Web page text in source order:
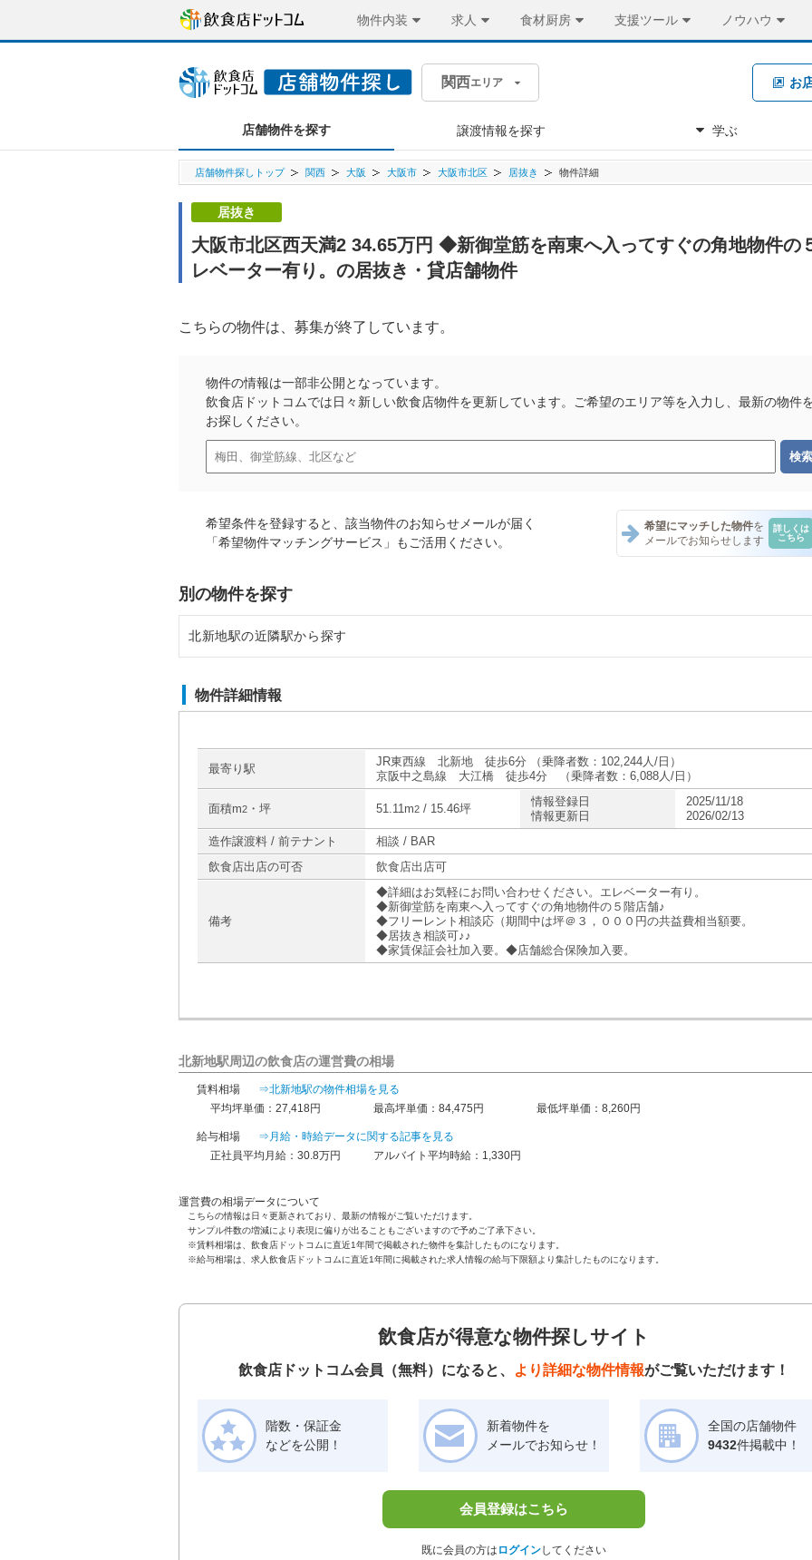
物件内装 求人 食材厨房 支援ツール ノウハウ
関西エリア お
店舗物件を探す 譲渡情報を探す 学ぶ
店舗物件探しトップ 関西 大阪 大阪市 大阪市北区 居抜き 物件詳細
居抜き
大阪市北区西天満2 34.65万円 ◆新御堂筋を南東へ入ってすぐの角地物件の
レベーター有り。の居抜き・貸店舗物件
こちらの物件は、募集が終了しています。
物件の情報は一部非公開となっています。
飲食店ドットコムでは日々新しい飲食店物件を更新しています。ご希望のエリア等を入力し、最新の物件
お探しください。
希望条件を登録すると、該当物件のお知らせメールが届く
「希望物件マッチングサービス」もご活用ください。
希望にマッチした物件を
メールでお知らせします
詳しくは
こちら
別の物件を探す
北新地駅の近隣駅から探す
海老江駅の店舗物件・貸店舗・テナント一覧
大阪城北詰駅の店舗物件・貸店舗・テナント一覧
物件詳細情報
最寄り駅
JR東西線 北新地 徒歩6分 （乗降者数：102,244人/日）
京阪中之島線 大江橋 徒歩4分 （乗降者数：6,088人/日）
面積m2 ・坪 51.11m2 / 15.46坪
情報登録日
情報更新日
2025/11/18
2026/02/13
造作譲渡料 / 前テナント
相談 / BAR
飲食店出店の可否
飲食店出店可
備考
◆詳細はお気軽にお問い合わせください。エレベーター有り。
◆新御堂筋を南東へ入ってすぐの角地物件の５階店舗♪
◆フリーレント相談応（期間中は坪＠３，０００円の共益費相当額要。
◆居抜き相談可♪♪
◆家賃保証会社加入要。◆店舗総合保険加入要。
北新地駅周辺の飲食店の運営費の相場
賃料相場
⇒北新地駅の物件相場を見る
平均坪単価：27,418円
最高坪単価：84,475円 最低坪単価：8,260円
給与相場
⇒月給・時給データに関する記事を見る
正社員平均月給：30.8万円
アルバイト平均時給：1,330円
運営費の相場データについて
こちらの情報は日々更新されており、最新の情報がご覧いただけます。
サンプル件数の増減により表現に偏りが出ることもございますので予めご了承下さい。
※賃料相場は、飲食店ドットコムに直近1年間で掲載された物件を集計したものになります。
※給与相場は、求人飲食店ドットコムに直近1年間に掲載された求人情報の給与下限額より集計したものになります。
飲食店が得意な物件探しサイト
飲食店ドットコム会員（無料）になると、 より詳細な物件情報がご覧いただけます！
階数・保証金
などを公開！
新着物件を
メールでお知らせ！
全国の店舗物件
9432件掲載中！
会員登録はこちら
既に会員の方は ログインしてください